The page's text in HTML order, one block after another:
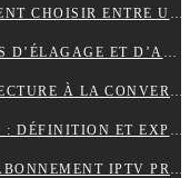
RÉNOVATION DE TOITURE : COMMENT CHOISIR ENTRE UNE TOITURE PLATE ET UNE TOITURE EN PENTE ?
COMMENT RECYCLER LES DÉCHETS D’ÉLAGAGE ET D’ABATTAGE ?
CONTENU OPTIMISÉ SEO : DE LA LECTURE À LA CONVERSION
LE RÔLE DU RÉDACTEUR WEB SEO : DÉFINITION ET EXPLICATIONS
POURQUOI CHOISIR IPTV PRO : L’ABONNEMENT IPTV PREMIUM ULTIME